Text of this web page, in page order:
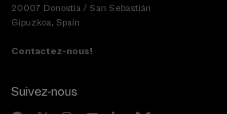
20007 Donostia / San Sebastián
Gipuzkoa, Spain
Contactez-nous!
Suivez-nous